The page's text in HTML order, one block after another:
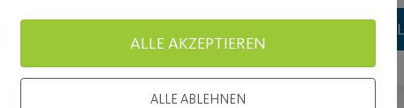
ALLE AKZEPTIEREN
ALLE ABLEHNEN